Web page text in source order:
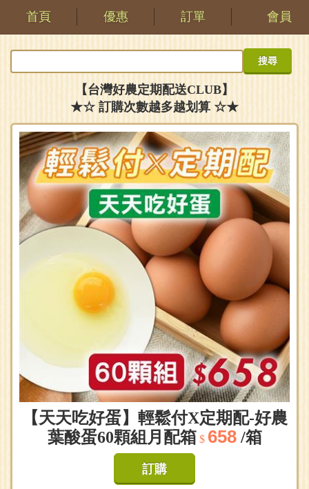
首頁 優惠 訂單 會員
【台灣好農定期配送CLUB】
★☆ 訂購次數越多越划算 ☆★
【天天吃好蛋】輕鬆付X定期配-好農
葉酸蛋60顆組月配箱 $ 658/箱
訂購